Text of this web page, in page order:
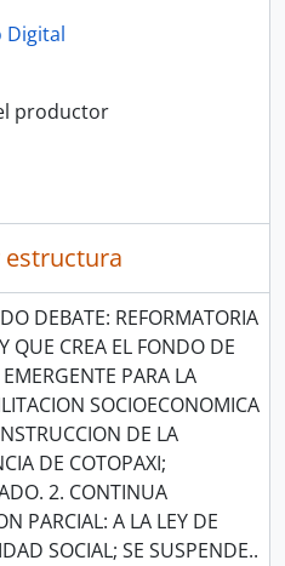
Digital
productor
estructura
DEBATE: REFORMATORIA
QUE CREA EL FONDO DE
PARA LA
SOCIOECONOMICA
DE LA
DE COTOPAXI;
2. CONTINUA
PARCIAL: A LA LEY DE
SOCIAL; SE SUSPENDE..